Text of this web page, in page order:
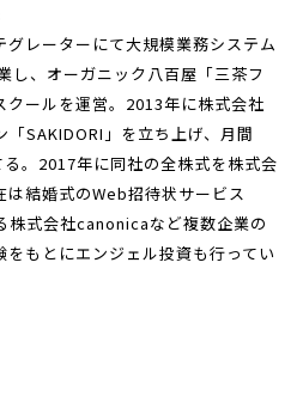
レーターにて大規模業務システム
し、オーガニック八百屋「三茶フ
クールを運営。2013年に株式会社
SAKIDORI」を立ち上げ、月間
。2017年に同社の全株式を株式会
結婚式のWeb招待状サービス
株式会社canonicaなど複数企業の
もとにエンジェル投資も行ってい